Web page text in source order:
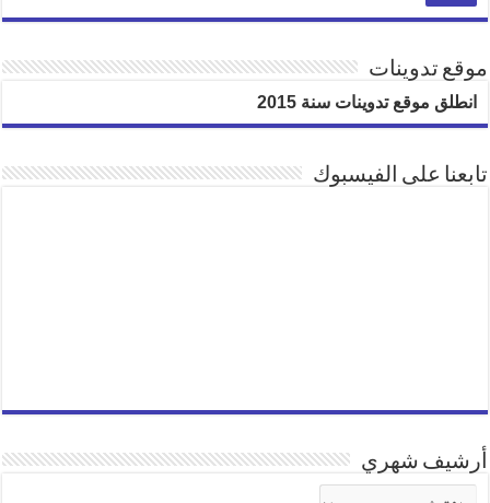
موقع تدوينات
انطلق موقع تدوينات سنة 2015
تابعنا على الفيسبوك
أرشيف شهري